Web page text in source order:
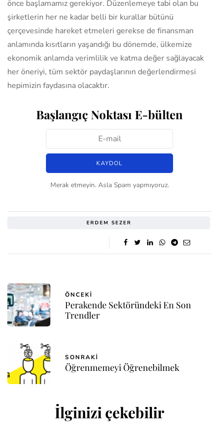
önce başlamamız gerekiyor. Düzenlemeye tabi olan bu
şirketlerin her ne kadar belli bir kurallar bütünü
çerçevesinde hareket etmeleri gerekse de finansman
anlamında kısıtların yaşandığı bu dönemde, ülkemize
ekonomik anlamda verimlilik ve katma değer sağlayacak
her öneriyi, tüm sektör paydaşlarının değerlendirmesi
hepimizin faydasına olacaktır.
Başlangıç Noktası E-bülten
Merak etmeyin. Asla Spam yapmıyoruz.
ERDEM SEZER
ÖNCEKI
Perakende Sektöründeki En Son
Trendler
SONRAKI
Öğrenmemeyi Öğrenebilmek
İlginizi çekebilir